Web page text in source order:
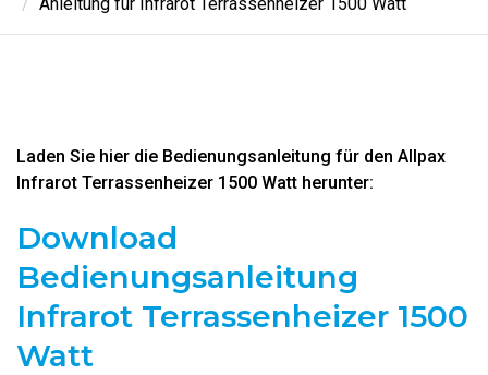
Laden Sie hier die Bedienungsanleitung für den Allpax
Infrarot Terrassenheizer 1500 Watt herunter:
Download
Bedienungsanleitung
Infrarot Terrassenheizer 1500
Watt